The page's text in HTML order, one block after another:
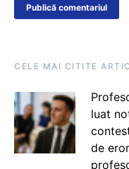
CELE MAI CITITE
luat
de